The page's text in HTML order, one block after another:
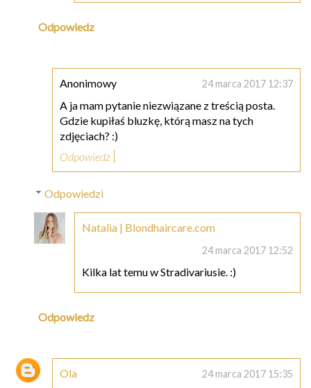
Odpowiedz
Anonimowy 24 marca 2017 12:37
A ja mam pytanie niezwiązane z treścią posta.
Gdzie kupiłaś bluzkę, którą masz na tych
zdjęciach? :)
Odpowiedz
Odpowiedzi
Natalia | Blondhaircare.com
24 marca 2017 12:52
Kilka lat temu w Stradivariusie. :)
Odpowiedz
Ola 24 marca 2017 15:35